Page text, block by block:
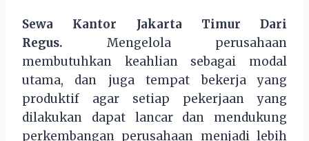
Sewa Kantor Jakarta Timur Dari
Regus. Mengelola perusahaan
membutuhkan keahlian sebagai modal
utama, dan juga tempat bekerja yang
produktif agar setiap pekerjaan yang
dilakukan dapat lancar dan mendukung
perkembangan perusahaan menjadi lebih